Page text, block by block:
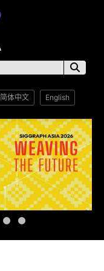
简体中文 English